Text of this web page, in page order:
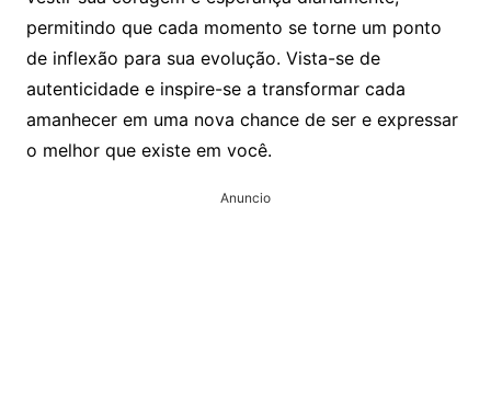
permitindo que cada momento se torne um ponto
de inflexão para sua evolução. Vista-se de
autenticidade e inspire-se a transformar cada
amanhecer em uma nova chance de ser e expressar
o melhor que existe em você.
Anuncio